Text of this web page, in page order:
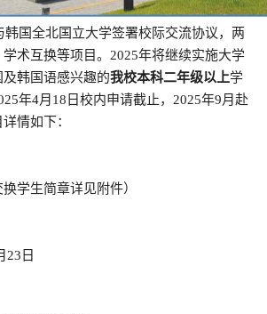
韩国全北国立大学签署校际交流协议，两
术互换等项目。 2025年将继续实施大学
韩国语感兴趣的我校本科二年级以上学
年4月 18 日校内申请截止， 2025年9月赴
情如下：
学生简章详见附件）
23 日